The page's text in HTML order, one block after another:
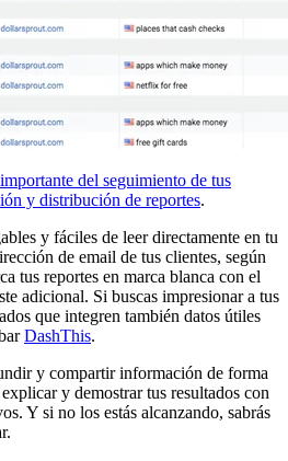
importante del seguimiento de tus
y distribución de reportes.
y fáciles de leer directamente en tu
de email de tus clientes, según
tus reportes en marca blanca con el
adicional. Si buscas impresionar a tus
que integren también datos útiles
DashThis.
y compartir información de forma
y demostrar tus resultados con
Y si no los estás alcanzando, sabrás